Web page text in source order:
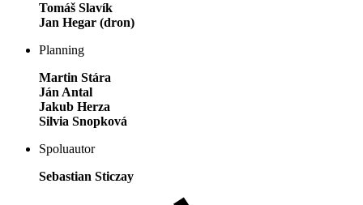
Tomáš Slavík
Jan Hegar (dron)
Planning
Martin Stára
Ján Antal
Jakub Herza
Silvia Snopková
Spoluautor
Sebastian Sticzay